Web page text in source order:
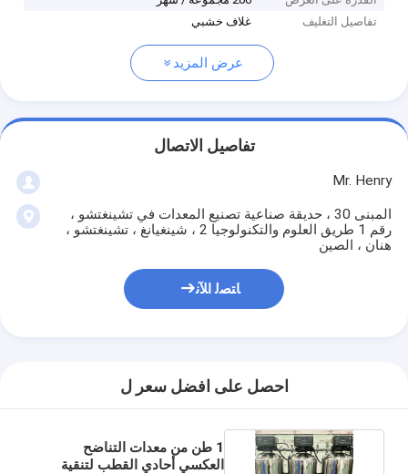
تفاصيل التغليف
غلاف خشبي
عرض المزيد
تفاصيل الاتصال
Mr. Henry
المبنى 30 ، حديقة صناعية تصنيع المعدات في تشينغتشو ،
رقم 1 طريق العلوم والتكنولوجيا 2 ، شينغيانغ ، تشينغتشو ،
هنان ، الصين
ﺎﺘﺼﻟ ﺍﻶﻧ
احصل على افضل سعر ل
1 طن من معدات التناضح
العكسي أحادي القطب لتنقية